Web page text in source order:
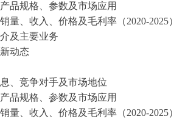
品规格、参数及市场应用
量、收入、价格及毛利率（2020-2025）
及主要业务
动态
、竞争对手及市场地位
品规格、参数及市场应用
量、收入、价格及毛利率（2020-2025）